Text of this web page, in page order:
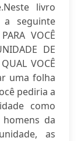
livro
seguinte
VOCÊ
DE
VOCÊ
uma folha
pediria a
como
homens da
as